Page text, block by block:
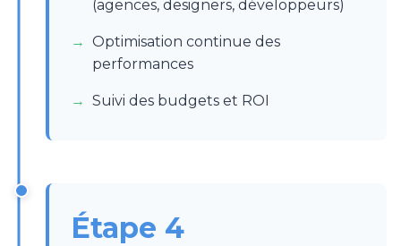
(agences, designers, développeurs)
Optimisation continue des
performances
Suivi des budgets et ROI
Étape 4